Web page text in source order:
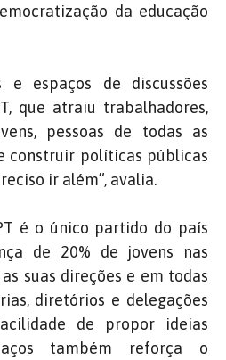
da educação
e espaços de discussões
que atraiu trabalhadores,
pessoas de todas as
construir políticas públicas
ir além”, avalia.
é o único partido do país
de 20% de jovens nas
suas direções e em todas
diretórios e delegações
de propor ideias
também reforça o